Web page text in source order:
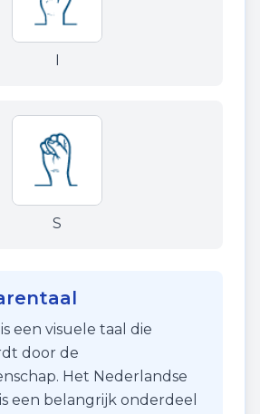
I
S
een visuele taal die
door de
Het Nederlandse
een belangrijk onderdeel